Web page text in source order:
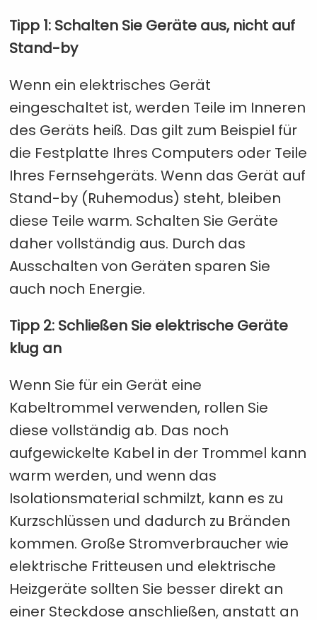
Tipp 1: Schalten Sie Geräte aus, nicht auf
Stand-by
Wenn ein elektrisches Gerät
eingeschaltet ist, werden Teile im Inneren
des Geräts heiß. Das gilt zum Beispiel für
die Festplatte Ihres Computers oder Teile
Ihres Fernsehgeräts. Wenn das Gerät auf
Stand-by (Ruhemodus) steht, bleiben
diese Teile warm. Schalten Sie Geräte
daher vollständig aus. Durch das
Ausschalten von Geräten sparen Sie
auch noch Energie.
Tipp 2: Schließen Sie elektrische Geräte
klug an
Wenn Sie für ein Gerät eine
Kabeltrommel verwenden, rollen Sie
diese vollständig ab. Das noch
aufgewickelte Kabel in der Trommel kann
warm werden, und wenn das
Isolationsmaterial schmilzt, kann es zu
Kurzschlüssen und dadurch zu Bränden
kommen. Große Stromverbraucher wie
elektrische Fritteusen und elektrische
Heizgeräte sollten Sie besser direkt an
einer Steckdose anschließen, anstatt an